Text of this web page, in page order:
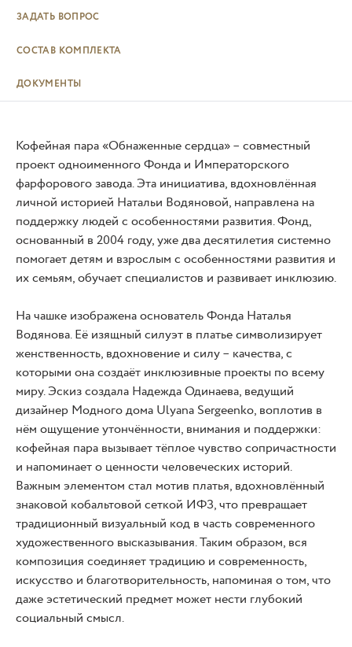
ЗАДАТЬ ВОПРОС
СОСТАВ КОМПЛЕКТА
ДОКУМЕНТЫ
Кофейная пара «Обнаженные сердца» – совместный
проект одноименного Фонда и Императорского
фарфорового завода. Эта инициатива, вдохновлённая
личной историей Натальи Водяновой, направлена на
поддержку людей с особенностями развития. Фонд,
основанный в 2004 году, уже два десятилетия системно
помогает детям и взрослым с особенностями развития и
их семьям, обучает специалистов и развивает инклюзию.
На чашке изображена основатель Фонда Наталья
Водянова. Её изящный силуэт в платье символизирует
женственность, вдохновение и силу – качества, с
которыми она создаёт инклюзивные проекты по всему
миру. Эскиз создала Надежда Одинаева, ведущий
дизайнер Модного дома Ulyana Sergeenko, воплотив в
нём ощущение утончённости, внимания и поддержки:
кофейная пара вызывает тёплое чувство сопричастности
и напоминает о ценности человеческих историй.
Важным элементом стал мотив платья, вдохновлённый
знаковой кобальтовой сеткой ИФЗ, что превращает
традиционный визуальный код в часть современного
художественного высказывания. Таким образом, вся
композиция соединяет традицию и современность,
искусство и благотворительность, напоминая о том, что
даже эстетический предмет может нести глубокий
социальный смысл.